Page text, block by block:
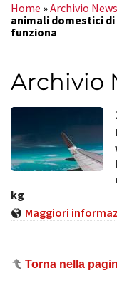
Home »Archivio News
animali domestici
funziona
Archivio
kg
Maggiori
Torna nella